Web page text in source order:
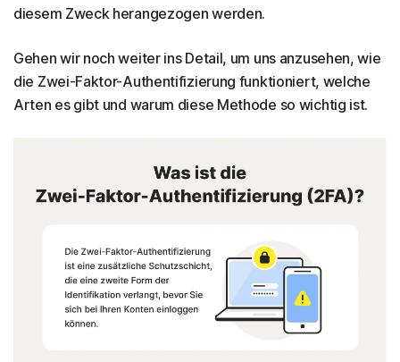
diesem Zweck herangezogen werden.
Gehen wir noch weiter ins Detail, um uns anzusehen, wie
die Zwei-Faktor-Authentifizierung funktioniert, welche
Arten es gibt und warum diese Methode so wichtig ist.